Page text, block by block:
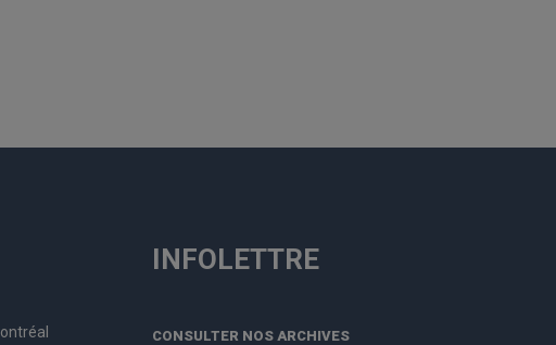
INFOLETTRE
CONSULTER NOS ARCHIVES